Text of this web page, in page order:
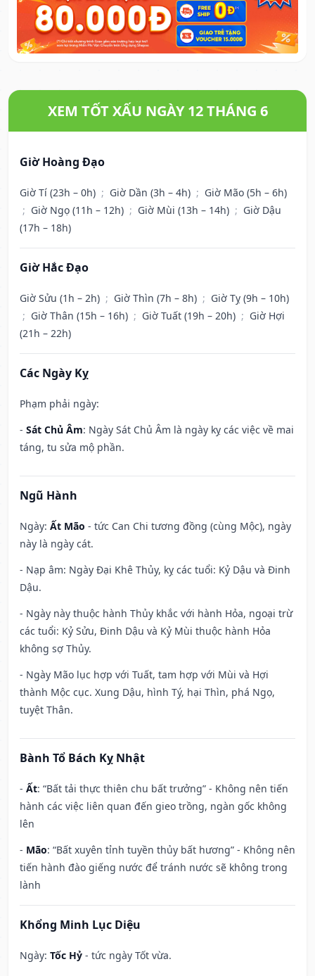
XEM TỐT XẤU NGÀY 12 THÁNG 6
Giờ Hoàng Đạo
Giờ Tí (23h – 0h) ; Giờ Dần (3h – 4h) ; Giờ Mão (5h – 6h)
; Giờ Ngọ (11h – 12h) ; Giờ Mùi (13h – 14h) ; Giờ Dậu
(17h – 18h)
Giờ Hắc Đạo
Giờ Sửu (1h – 2h) ; Giờ Thìn (7h – 8h) ; Giờ Tỵ (9h – 10h)
; Giờ Thân (15h – 16h) ; Giờ Tuất (19h – 20h) ; Giờ Hợi
(21h – 22h)
Các Ngày Kỵ
Phạm phải ngày:
- Sát Chủ Âm: Ngày Sát Chủ Âm là ngày kỵ các việc về mai
táng, tu sửa mộ phần.
Ngũ Hành
Ngày: Ất Mão - tức Can Chi tương đồng (cùng Mộc), ngày
này là ngày cát.
- Nạp âm: Ngày Đại Khê Thủy, kỵ các tuổi: Kỷ Dậu và Đinh
Dậu.
- Ngày này thuộc hành Thủy khắc với hành Hỏa, ngoại trừ
các tuổi: Kỷ Sửu, Đinh Dậu và Kỷ Mùi thuộc hành Hỏa
không sợ Thủy.
- Ngày Mão lục hợp với Tuất, tam hợp với Mùi và Hợi
thành Mộc cục. Xung Dậu, hình Tý, hại Thìn, phá Ngọ,
tuyệt Thân.
Bành Tổ Bách Kỵ Nhật
- Ất: “Bất tải thực thiên chu bất trưởng” - Không nên tiến
hành các việc liên quan đến gieo trồng, ngàn gốc không
lên
- Mão: “Bất xuyên tỉnh tuyền thủy bất hương” - Không nên
tiến hành đào giếng nước để tránh nước sẽ không trong
lành
Khổng Minh Lục Diệu
Ngày: Tốc Hỷ - tức ngày Tốt vừa.